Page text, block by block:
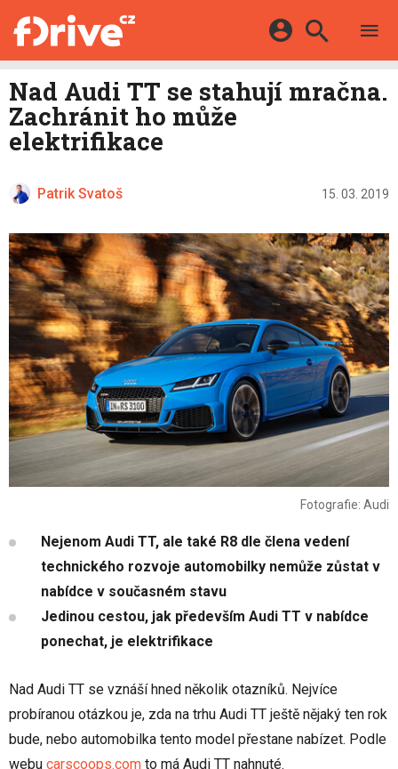
KATALOG
MAPA STANIC
DALŠÍ
HYBRIDY
E-MOTORSPORT
OSTATNÍ
Facebook Google
Nad Audi TT se stahují mračna.
Zachránit ho může
elektrifikace
Patrik Svatoš 15. 03. 2019
Fotografie: Audi
Nejenom Audi TT, ale také R8 dle člena vedení
technického rozvoje automobilky nemůže zůstat v
nabídce v současném stavu
Jedinou cestou, jak především Audi TT v nabídce
ponechat, je elektrifikace
Nad Audi TT se vznáší hned několik otazníků. Nejvíce
probíranou otázkou je, zda na trhu Audi TT ještě nějaký ten rok
bude, nebo automobilka tento model přestane nabízet. Podle
webu carscoops.com to má Audi TT nahnuté.